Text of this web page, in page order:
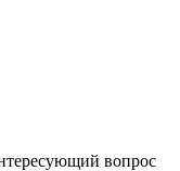
вопрос